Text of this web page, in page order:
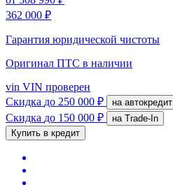
362 000 ₽
Гарантия юридической чистоты
Оригинал ПТС в наличии
vin VIN проверен
Скидка до 250 000 ₽ на автокредит
Скидка до 150 000 ₽
на Trade-In
Купить в кредит